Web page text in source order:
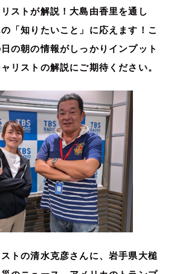
ストが解説！大島由香里を通し
「知りたいこと」に応えます！こ
の朝の情報がしっかりインプット
リストの解説にご期待ください。
トの清水克彦さんに、岩手県大槌